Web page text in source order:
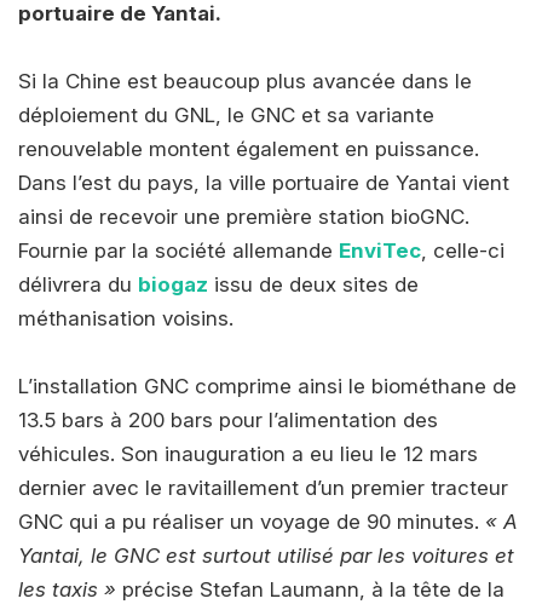
portuaire de Yantai.
Si la Chine est beaucoup plus avancée dans le
déploiement du GNL, le GNC et sa variante
renouvelable montent également en puissance.
Dans l’est du pays, la ville portuaire de Yantai vient
ainsi de recevoir une première station bioGNC.
Fournie par la société allemande EnviTec, celle-ci
délivrera du biogaz issu de deux sites de
méthanisation voisins.
L’installation GNC comprime ainsi le biométhane de
13.5 bars à 200 bars pour l’alimentation des
véhicules. Son inauguration a eu lieu le 12 mars
dernier avec le ravitaillement d’un premier tracteur
GNC qui a pu réaliser un voyage de 90 minutes. « A
Yantai, le GNC est surtout utilisé par les voitures et
les taxis » précise Stefan Laumann, à la tête de la